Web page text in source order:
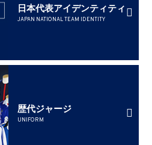
日本代表アイデンティティ
JAPAN NATIONAL TEAM IDENTITY
歴代ジャージ
UNIFORM